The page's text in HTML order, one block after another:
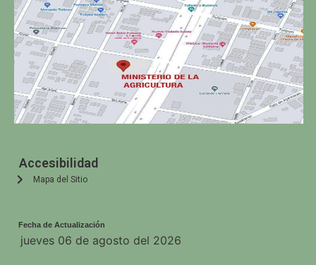
Accesibilidad
Mapa del Sitio
Fecha de Actualización
jueves 06 de agosto del 2026